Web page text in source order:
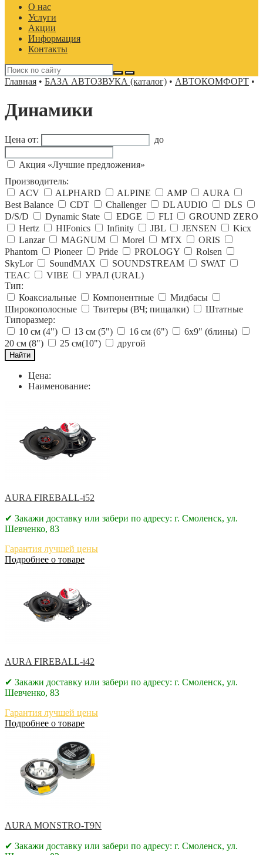
О нас
Услуги
Акции
Информация
Контакты
Главная • БАЗА АВТОЗВУКА (каталог) • АВТОКОМФОРТ •
Динамики
Цена от: до
Акция «Лучшие предложения»
Производитель:
ACV
ALPHARD ALPINE AMP
AURA
Best Balance
CDT Challenger DL AUDIO
DLS
D/S/D
Dynamic State EDGE FLI
GROUND ZERO
Hertz
HIFonics Infinity JBL JENSEN
Kicx
Lanzar
MAGNUM Morel MTX
ORIS
Phantom
Pioneer Pride PROLOGY
Rolsen
SkyLor
SoundMAX SOUNDSTREAM
SWAT
TEAC
VIBE
УРАЛ (URAL)
Тип:
Коаксиальные
Компонентные
Мидбасы
Широкополосные
Твитеры (ВЧ; пищалки)
Штатные
Типоразмер:
10 см (4")
13 см (5") 16 см (6")
6x9" (блины)
20 см (8")
25 см(10") другой
Цена:
Наименование:
AURA FIREBALL-i52
✔ Закажи доставку или забери по адресу: г. Смоленск, ул.
Шевченко, 83
Гарантия лучшей цены
Подробнее о товаре
AURA FIREBALL-i42
✔ Закажи доставку или забери по адресу: г. Смоленск, ул.
Шевченко, 83
Гарантия лучшей цены
Подробнее о товаре
AURA MONSTRO-T9N
✔ Закажи доставку или забери по адресу: г. Смоленск, ул.